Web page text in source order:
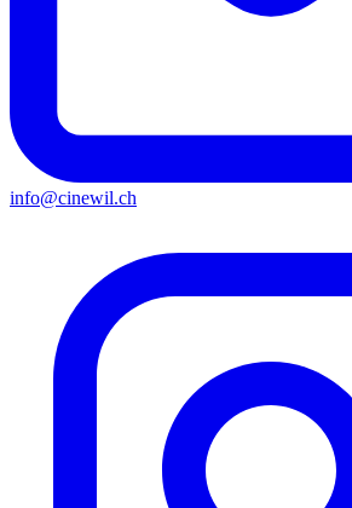
info@cinewil.ch